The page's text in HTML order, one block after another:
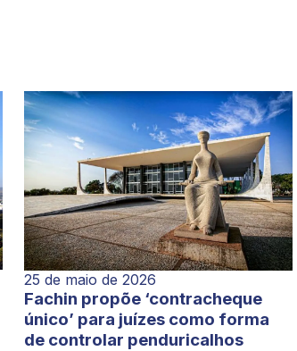
25 de maio de 2026
Fachin propõe ‘contracheque
único’ para juízes como forma
de controlar penduricalhos